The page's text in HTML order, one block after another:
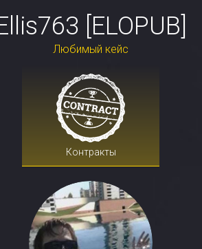
[ELOPUB]
Любимый кейс
Контракты